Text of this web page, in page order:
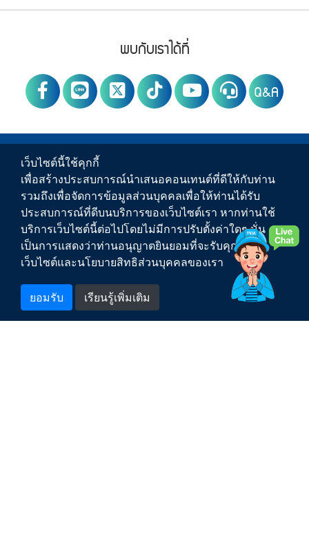
พบกับเราได้ที่
Q&A
PWA Footer Link
ข่าวสาร
บริการของ กปภ.
เกี่ยวกับ กปภ.
ติดต่อเรา
สำหรับพนักงาน
เว็บไซต์นี้ใช้คุกกี้
เพื่อสร้างประสบการณ์นำเสนอคอนเทนต์ที่ดีให้กับท่าน
รวมถึงเพื่อจัดการข้อมูลส่วนบุคคลเพื่อให้ท่านได้รับ
ประสบการณ์ที่ดีบนบริการของเว็บไซต์เรา หากท่านใช้
บริการเว็บไซต์นี้ต่อไปโดยไม่มีการปรับตั้งค่าใดๆ นั่น
เป็นการแสดงว่าท่านอนุญาตยินยอมที่จะรับคุกกี้บน
เว็บไซต์และนโยบายสิทธิส่วนบุคคลของเรา
ยอมรับ เรียนรู้เพิ่มเติม